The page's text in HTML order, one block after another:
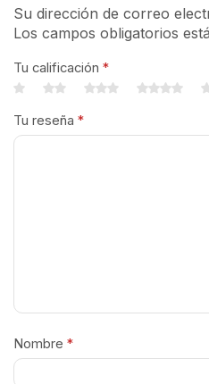
Su dirección de correo
Los campos obligatorios
Tu calificación *
Tu reseña *
Nombre *